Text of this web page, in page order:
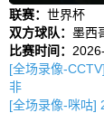
联赛： 世界杯
双方球队： 墨西
比赛时间：
[全场录像-
非
[全场录像-咪咕]